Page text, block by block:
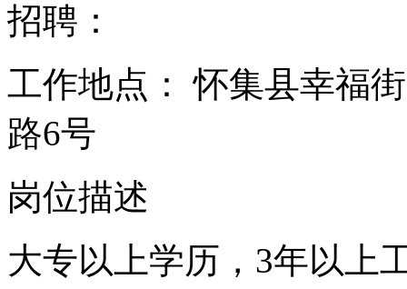
招聘：
工作地点：怀集县幸福
路6号
岗位描述
大专以上学历，3年以上